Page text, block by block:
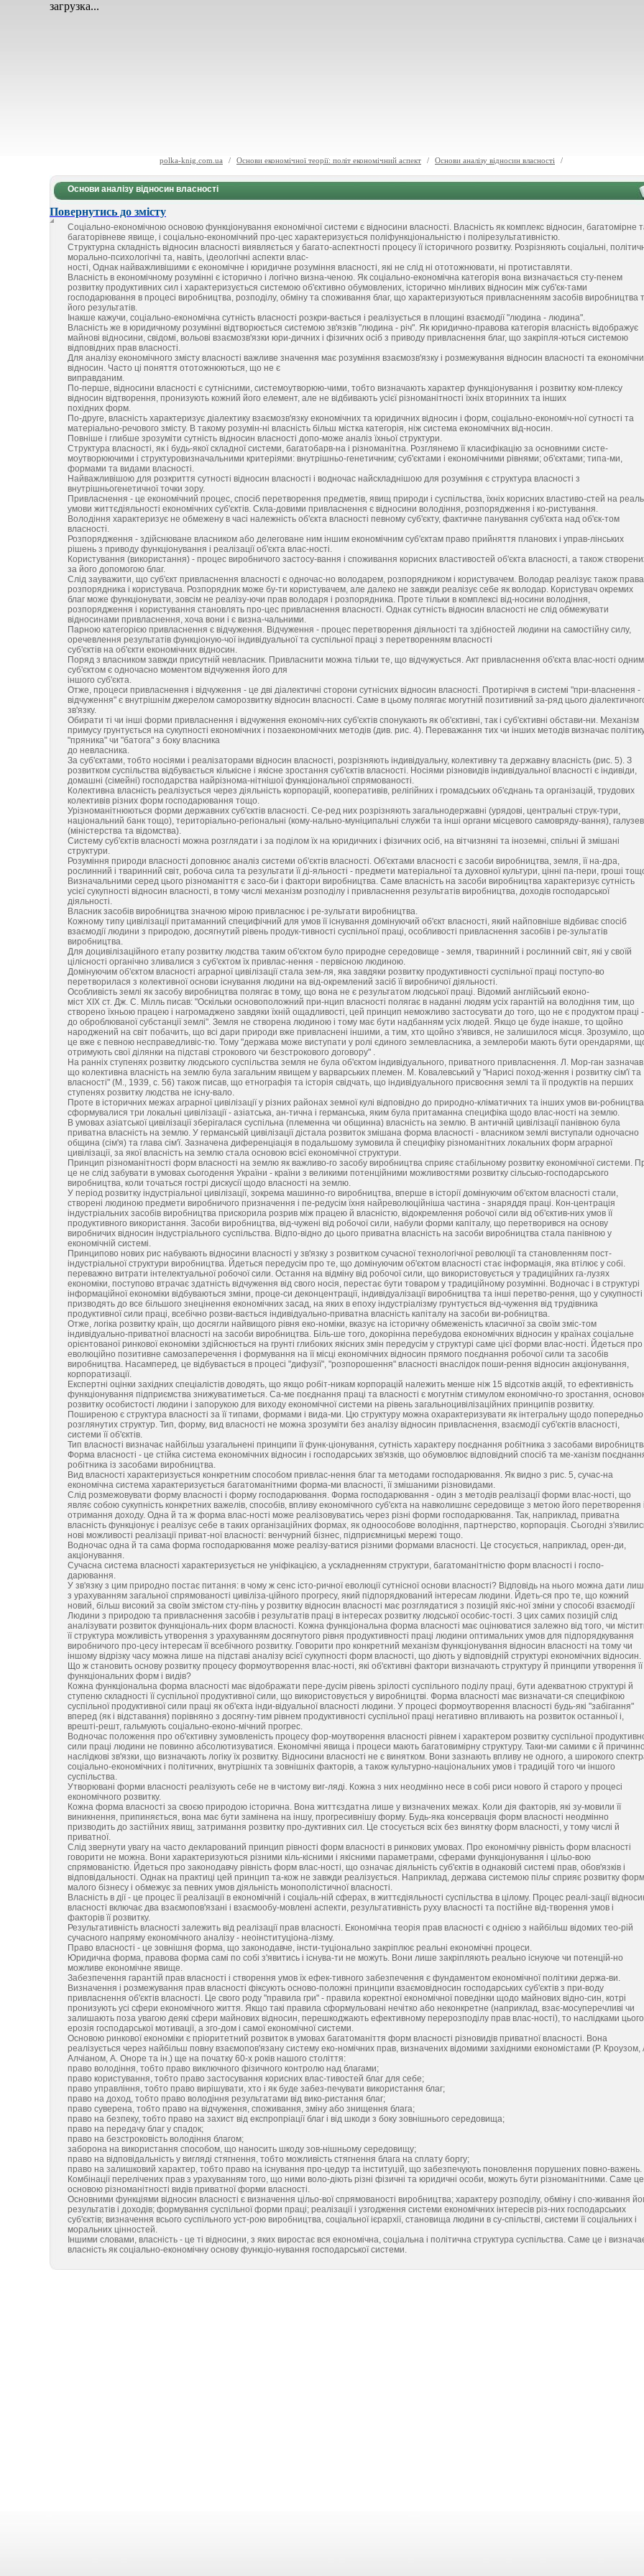
загрузка...
polka-knig.com.ua / Основи економічної теорії: політ економічний аспект / Основи аналізу відносин власності /
Основи аналізу відносин власності
Повернутись до змісту
Соціально-економічною основою функціонування економічної системи є відносини власності. Власність як комплекс відносин, багатомірне
багаторівневе явище, і соціально-економічний про-цес характеризується поліфункціональністю і полірезультативністю.
Структурна складність відносин власності виявляється у багато-аспектності процесу її історичного розвитку. Розрізняють соціальні,
морально-психологічні та, навіть, ідеологічні аспекти влас-
ності, Однак найважливішими є економічне і юридичне розуміння власності, які не слід ні ототожнювати, ні протиставляти.
Власність в економічному розумінні є історично і логічно визна-ченою. Як соціально-економічна категорія вона визначається сту-пенем
розвитку продуктивних сил і характеризується системою об'єктивно обумовлених, історично мінливих відносин між суб'єк-тами
господарювання в процесі виробництва, розподілу, обміну та споживання благ, що характеризуються привласненням засобів виробництва
його результатів.
Інакше кажучи, соціально-економічна сутність власності розкри-вається і реалізується в площині взаємодії "людина - людина".
Власність же в юридичному розумінні відтворюється системою зв'язків "людина - річ". Як юридично-правова категорія власність відображує
майнові відносини, свідомі, вольові взаємозв'язки юри-дичних і фізичних осіб з приводу привласнення благ, що закріпля-ються системою
відповідних прав власності.
Для аналізу економічного змісту власності важливе значення має розуміння взаємозв'язку і розмежування відносин власності та
відносин. Часто ці поняття ототожнюються, що не є
виправданим.
По-перше, відносини власності є сутнісними, системоутворюю-чими, тобто визначають характер функціонування і розвитку ком-плексу
відносин відтворення, пронизують кожний його елемент, але не відбивають усієї різноманітності їхніх вторинних та інших
похідних форм.
По-друге, власність характеризує діалектику взаємозв'язку економічних та юридичних відносин і форм, соціально-економіч-ної сутності та
матеріально-речового змісту. В такому розумін-ні власність більш містка категорія, ніж система економічних від-носин.
Повніше і глибше зрозуміти сутність відносин власності допо-може аналіз їхньої структури.
Структура власності, як і будь-якої складної системи, багатобарв-на і різноманітна. Розглянемо її класифікацію за основними систе-
моутворюючими і структуровизначальними критеріями: внутрішньо-генетичним; суб'єктами і економічними рівнями; об'єктами; типа-ми,
формами та видами власності.
Найважливішою для розкриття сутності відносин власності і водночас найскладнішою для розуміння є структура власності з
внутрішньогенетичної точки зору.
Привласнення - це економічний процес, спосіб перетворення предметів, явищ природи і суспільства, їхніх корисних властиво-стей на
умови життєдіяльності економічних суб'єктів. Скла-довими привласнення є відносини володіння, розпорядження і ко-ристування.
Володіння характеризує не обмежену в часі належність об'єкта власності певному суб'єкту, фактичне панування суб'єкта над об'єк-том
власності.
Розпорядження - здійснюване власником або делеговане ним іншим економічним суб'єктам право прийняття планових і управ-лінських
рішень з приводу функціонування і реалізації об'єкта влас-ності.
Користування (використання) - процес виробничого застосу-вання і споживання корисних властивостей об'єкта власності, а також
за його допомогою благ.
Слід зауважити, що суб'єкт привласнення власності є одночас-но володарем, розпорядником і користувачем. Володар реалізує також права
розпорядника і користувача. Розпорядник може бу-ти користувачем, але далеко не завжди реалізує себе як володар. Користувач окремих
благ може функціонувати, зовсім не реалізу-ючи прав володаря і розпорядника. Проте тільки в комплексі від-носини володіння,
розпорядження і користування становлять про-цес привласнення власності. Однак сутність відносин власності не слід обмежувати
відносинами привласнення, хоча вони і є визна-чальними.
Парною категорією привласнення є відчуження. Відчуження - процес перетворення діяльності та здібностей людини на самостійну силу,
оречевлення результатів функціоную-чої індивідуальної та суспільної праці з перетворенням власності
суб'єктів на об'єкти економічних відносин.
Поряд з власником завжди присутній невласник. Привласнити можна тільки те, що відчужується. Акт привласнення об'єкта влас-ності одним
суб'єктом є одночасно моментом відчуження його для
іншого суб'єкта.
Отже, процеси привласнення і відчуження - це дві діалектичні сторони сутнісних відносин власності. Протиріччя в системі "при-власнення -
відчуження" є внутрішнім джерелом саморозвитку відносин власності. Саме в цьому полягає могутній позитивний за-ряд цього
зв'язку.
Обирати ті чи інші форми привласнення і відчуження економіч-них суб'єктів спонукають як об'єктивні, так і суб'єктивні обстави-ни. Механізм
примусу грунтується на сукупності економічних і позаекономічних методів (див. рис. 4). Переважання тих чи інших методів визначає
"пряника" чи "батога" з боку власника
до невласника.
За суб'єктами, тобто носіями і реалізаторами відносин власності, розрізняють індивідуальну, колективну та державну власність (рис. 5). З
розвитком суспільства відбувається кількісне і якісне зростання суб'єктів власності. Носіями різновидів індивідуальної власності є індивіди,
домашні (сімейні) господарства найрізнома-нітнішої функціональної спрямованості.
Колективна власність реалізується через діяльність корпорацій, кооперативів, релігійних і громадських об'єднань та організацій, трудових
колективів різних форм господарювання тощо.
Урізноманітнюються форми державних суб'єктів власності. Се-ред них розрізняють загальнодержавні (урядові, центральні струк-тури,
національний банк тощо), територіально-регіональні (кому-нально-муніципальні служби та інші органи місцевого самовряду-вання),
(міністерства та відомства).
Систему суб'єктів власності можна розглядати і за поділом їх на юридичних і фізичних осіб, на вітчизняні та іноземні, спільні й змішані
структури.
Розуміння природи власності доповнює аналіз системи об'єктів власності. Об'єктами власності є засоби виробництва, земля, її на-дра,
рослинний і тваринний світ, робоча сила та результати її ді-яльності - предмети матеріальної та духовної культури, цінні па-пери, гроші
Визначальними серед цього різноманіття є засо-би і фактори виробництва. Саме власність на засоби виробництва характеризує сутність
усієї сукупності відносин власності, в тому числі механізм розподілу і привласнення результатів виробництва, доходів господарської
діяльності.
Власник засобів виробництва значною мірою привласнює і ре-зультати виробництва.
Кожному типу цивілізації притаманний специфічний для умов її існування домінуючий об'єкт власності, який найповніше відбиває спосіб
взаємодії людини з природою, досягнутий рівень продук-тивності суспільної праці, особливості привласнення засобів і ре-зультатів
виробництва.
Для доцивілізаційного етапу розвитку людства таким об'єктом було природне середовище - земля, тваринний і рослинний світ, які у своїй
цілісності органічно зливалися з суб'єктом їх привлас-нення - первісною людиною.
Домінуючим об'єктом власності аграрної цивілізації стала зем-ля, яка завдяки розвитку продуктивності суспільної праці поступо-во
перетворилася з колективної основи існування людини на від-окремлений засіб її виробничої діяльності.
Особливість землі як засобу виробництва полягає в тому, що вона не є результатом людської праці. Відомий англійський еконо-
міст XIX ст. Дж. С. Мілль писав: "Оскільки основоположний при-нцип власності полягає в наданні людям усіх гарантій на володіння тим, що
створено їхньою працею і нагромаджено завдяки їхній ощадливості, цей принцип неможливо застосувати до того, що не є продуктом праці -
до оброблюваної субстанції землі". Земля не створена людиною і тому має бути надбанням усіх людей. Якщо це буде інакше, то щойно
народжений на світ побачить, що всі дари природи вже привласнені іншими, а тим, хто щойно з'явився, не залишилося місця. Зрозуміло, що
це вже є певною несправедливіс-тю. Тому "держава може виступати у ролі єдиного землевласника, а землероби мають бути орендарями,
отримують свої ділянки на підставі строкового чи безстрокового договору" .
На ранніх ступенях розвитку людського суспільства земля не була об'єктом індивідуального, приватного привласнення. Л. Мор-ган
що колективна власність на землю була загальним явищем у варварських племен. М. Ковалевський у "Нарисі поход-ження і розвитку сім'ї та
власності" (М., 1939, с. 56) також писав, що етнографія та історія свідчать, що індивідуального присвоєння землі та її продуктів на перших
ступенях розвитку людства не існу-вало.
Проте в історичних межах аграрної цивілізації у різних районах земної кулі відповідно до природно-кліматичних та інших умов ви-робництва
сформувалися три локальні цивілізації - азіатська, ан-тична і германська, яким була притаманна специфіка щодо влас-ності на землю.
В умовах азіатської цивілізації зберігалася суспільна (племенна чи общинна) власність на землю. В античній цивілізації панівною була
приватна власність на землю. У германській цивілізації дістала розвиток змішана форма власності - власником землі виступали одночасно
община (сім'я) та глава сім'ї. Зазначена диференціація в подальшому зумовила й специфіку різноманітних локальних форм аграрної
цивілізації, за якої власність на землю стала основою всієї економічної структури.
Принцип різноманітності форм власності на землю як важливо-го засобу виробництва сприяє стабільному розвитку економічної системи.
це не слід забувати в умовах сьогодення України - країни з великими потенційними можливостями розвитку сільсько-господарського
виробництва, коли точаться гострі дискусії щодо власності на землю.
У період розвитку індустріальної цивілізації, зокрема машинно-го виробництва, вперше в історії домінуючим об'єктом власності стали,
створені людиною предмети виробничого призначення і пе-редусім їхня найреволюційніша частина - знаряддя праці. Кон-центрація
індустріальних засобів виробництва прискорила розрив між працею й власністю, відокремлення робочої сили від об'єктив-них умов її
продуктивного використання. Засоби виробництва, від-чужені від робочої сили, набули форми капіталу, що перетворився на основу
виробничих відносин індустріального суспільства. Відпо-відно до цього приватна власність на засоби виробництва стала панівною у
економічній системі.
Принципово нових рис набувають відносини власності у зв'язку з розвитком сучасної технологічної революції та становленням пост-
індустріальної структури виробництва. Йдеться передусім про те, що домінуючим об'єктом власності стає інформація, яка втілює у собі.
переважно витрати інтелектуальної робочої сили. Остання на відміну від робочої сили, що використовується у традиційних га-лузях
економіки, поступово втрачає здатність відчуження від свого носія, перестає бути товаром у традиційному розумінні. Водночас і в структурі
інформаційної економіки відбуваються зміни, проце-си деконцентрації, індивідуалізації виробництва та інші перетво-рення, що у сукупності
призводять до все більшого знецінення економічних засад, на яких в епоху індустріалізму грунтується від-чуження від трудівника
продуктивної сили праці, всебічно розви-вається індивідуально-приватна власність капіталу на засоби ви-робництва.
Отже, логіка розвитку країн, що досягли найвищого рівня еко-номіки, вказує на історичну обмеженість класичної за своїм зміс-том
індивідуально-приватної власності на засоби виробництва. Біль-ше того, докорінна перебудова економічних відносин у країнах соціальне
орієнтованої ринкової економіки здійснюється на грунті глибоких якісних змін передусім у структурі саме цієї форми влас-ності. Йдеться про
еволюційно позитивне самозаперечення і формування на її місці економічних відносин прямого поєднання робочої сили та засобів
виробництва. Насамперед, це відбувається в процесі "дифузії", "розпорошення" власності внаслідок поши-рення відносин акціонування,
корпоратизації.
Експертні оцінки західних спеціалістів доводять, що якщо робіт-никам корпорацій належить менше ніж 15 відсотків акцій, то ефективність
функціонування підприємства знижуватиметься. Са-ме поєднання праці та власності є могутнім стимулом економічно-го зростання,
розвитку особистості людини і запорукою для виходу економічної системи на рівень загальноцивілізаційних принципів розвитку.
Поширеною є структура власності за її типами, формами і вида-ми. Цю структуру можна охарактеризувати як інтегральну щодо попередньо
розглянутих структур. Тип, форму, вид власності не можна зрозуміти без аналізу відносин привласнення, взаємодії суб'єктів власності,
системи її об'єктів.
Тип власності визначає найбільш узагальнені принципи її функ-ціонування, сутність характеру поєднання робітника з засобами
Форма власності - це стійка система економічних відносин і господарських зв'язків, що обумовлює відповідний спосіб та ме-ханізм
робітника із засобами виробництва.
Вид власності характеризується конкретним способом привлас-нення благ та методами господарювання. Як видно з рис. 5, сучас-на
економічна система характеризується багатоманітними форма-ми власності, її змішаними різновидами.
Слід розмежовувати форму власності і форму господарювання. Форма господарювання - один з методів реалізації форми влас-ності, що
являє собою сукупність конкретних важелів, способів, впливу економічного суб'єкта на навколишнє середовище з метою його перетворення і
отримання доходу. Одна й та ж форма влас-ності може реалізовуватись через різні форми господарювання. Так, наприклад, приватна
власність функціонує і реалізує себе в таких організаційних формах, як одноособове володіння, партнерство, корпорація. Сьогодні
нові можливості реалізації приват-ної власності: венчурний бізнес, підприємницькі мережі тощо.
Водночас одна й та сама форма господарювання може реалізу-ватися різними формами власності. Це стосується, наприклад, орен-ди,
акціонування.
Сучасна система власності характеризується не уніфікацією, а ускладненням структури, багатоманітністю форм власності і госпо-
дарювання.
У зв'язку з цим природно постає питання: в чому ж сенс істо-ричної еволюції сутнісної основи власності? Відповідь на нього можна дати
з урахуванням загальної спрямованості цивіліза-ційного прогресу, який підпорядкований інтересам людини. Йдеть-ся про те, що кожний
новий, більш високий за своїм змістом сту-пінь у розвитку відносин власності має розглядатися з позицій якіс-ної зміни у способі взаємодії
Людини з природою та привласнення засобів і результатів праці в інтересах розвитку людської особис-тості. З цих самих позицій слід
аналізувати розвиток функціональ-них форм власності. Кожна функціональна форма власності має оцінюватися залежно від того, чи
її структура можливість утворення з урахуванням досягнутого рівня продуктивності праці людини оптимальних умов для підпорядкування
виробничого про-цесу інтересам її всебічного розвитку. Говорити про конкретний механізм функціонування відносин власності на тому чи
іншому відрізку часу можна лише на підставі аналізу всієї сукупності форм власності, що діють у відповідній структурі економічних відносин.
Що ж становить основу розвитку процесу формоутворення влас-ності, які об'єктивні фактори визначають структуру й принципи утворення її
функціональних форм і видів?
Кожна функціональна форма власності має відображати пере-дусім рівень зрілості суспільного поділу праці, бути адекватною структурі й
ступеню складності її суспільної продуктивної сили, що використовується у виробництві. Форма власності має визначати-ся специфікою
суспільної продуктивної сили праці як об'єкта інди-відуальної власності людини. У процесі формоутворення власності будь-які "забігання"
вперед (як і відставання) порівняно з досягну-тим рівнем продуктивності суспільної праці негативно впливають на розвиток останньої і,
врешті-решт, гальмують соціально-еконо-мічний прогрес.
Водночас положення про об'єктивну зумовленість процесу фор-моутворення власності рівнем і характером розвитку суспільної
сили праці людини не повинно абсолютизуватися. Економічні явища і процеси мають багатовимірну структуру. Таки-ми самими є й
наслідкові зв'язки, що визначають логіку їх розвитку. Відносини власності не є винятком. Вони зазнають впливу не одного, а широкого
соціально-економічних і політичних, внутрішніх та зовнішніх факторів, а також культурно-національних умов і традицій того чи іншого
суспільства.
Утворювані форми власності реалізують себе не в чистому виг-ляді. Кожна з них неодмінно несе в собі риси нового й старого у процесі
економічного розвитку.
Кожна форма власності за своєю природою історична. Вона життєздатна лише у визначених межах. Коли дія факторів, які зу-мовили її
виникнення, припиняється, вона має бути замінена на іншу, прогресивнішу форму. Будь-яка консервація форм власності неодмінно
призводить до застійних явищ, затримання розвитку про-дуктивних сил. Це стосується всіх без винятку форм власності, у тому числі й
приватної.
Слід звернути увагу на часто декларований принцип рівності форм власності в ринкових умовах. Про економічну рівність форм власності
говорити не можна. Вони характеризуються різними кіль-кісними і якісними параметрами, сферами функціонування і цільо-вою
спрямованістю. Йдеться про законодавчу рівність форм влас-ності, що означає діяльність суб'єктів в однаковій системі прав, обов'язків і
відповідальності. Однак на практиці цей принцип та-кож не завжди реалізується. Наприклад, держава системою пільг сприяє розвитку форм
малого бізнесу і обмежує за певних умов діяльність монополістичної власності.
Власність в дії - це процес її реалізації в економічній і соціаль-ній сферах, в життєдіяльності суспільства в цілому. Процес реалі-зації
власності включає два взаємопов'язані і взаємообу-мовлені аспекти, результативність руху власності та постійне від-творення умов і
факторів її розвитку.
Результативність власності залежить від реалізації прав власності. Економічна теорія прав власності є однією з найбільш відомих тео-рій
сучасного напряму економічного аналізу - неоінституціона-лізму.
Право власності - це зовнішня форма, що законодавче, інсти-туціонально закріплює реальні економічні процеси.
Юридична форма, правова форма самі по собі з'явитись і існува-ти не можуть. Вони лише закріпляють реально існуюче чи потенцій-но
можливе економічне явище.
Забезпечення гарантій прав власності і створення умов їх ефек-тивного забезпечення є фундаментом економічної політики держа-ви.
Визначення і розмежування прав власності фіксують осново-положні принципи взаємовідносин господарських суб'єктів з при-воду
привласнення об'єктів власності. Це свого роду "правила гри" - правила коректної економічної поведінки щодо майнових відно-син, котрі
пронизують усі сфери економічного життя. Якщо такі правила сформульовані нечітко або неконкретне (наприклад, взає-мосуперечливі чи
залишають поза увагою деякі сфери майнових відносин, перешкоджають ефективному перерозподілу прав влас-ності), то наслідками
ерозія господарської мотивації, а зго-дом і самої економічної системи.
Основою ринкової економіки є пріоритетний розвиток в умовах багатоманіття форм власності різновидів приватної власності. Вона
реалізується через найбільш повну взаємопов'язану систему еко-номічних прав, визначених відомими західними економістами (Р. Кроузом,
Алчіаном, А. Оноре та ін.) ще на початку 60-х років нашого століття:
право володіння, тобто право виключного фізичного контролю над благами;
право користування, тобто право застосування корисних влас-тивостей благ для себе;
право управління, тобто право вирішувати, хто і як буде забез-печувати використання благ;
право на доход, тобто право володіння результатами від вико-ристання благ;
право суверена, тобто право на відчуження, споживання, зміну або знищення блага;
право на безпеку, тобто право на захист від експропріації благ і від шкоди з боку зовнішнього середовища;
право на передачу благ у спадок;
право на безстроковість володіння благом;
заборона на використання способом, що наносить шкоду зов-нішньому середовищу;
право на відповідальність у вигляді стягнення, тобто можливість стягнення блага на сплату боргу;
право на залишковий характер, тобто право на існування про-цедур та інституцій, що забезпечують поновлення порушених повно-важень.
Комбінації перелічених прав з урахуванням того, що ними воло-діють різні фізичні та юридичні особи, можуть бути різноманітними. Саме
основою різноманітності видів приватної форми власності.
Основними функціями відносин власності є визначення цільо-вої спрямованості виробництва; характеру розподілу, обміну і спо-живання
результатів і доходів; формування суспільної форми праці; реалізації і узгодження системи економічних інтересів різ-них господарських
суб'єктів; визначення всього суспільного уст-рою виробництва, соціальної ієрархії, становища людини в су-спільстві, системи її соціальних і
моральних цінностей.
Іншими словами, власність - це ті відносини, з яких виростає вся економічна, соціальна і політична структура суспільства. Саме це і
власність як соціально-економічну основу функціо-нування господарської системи.